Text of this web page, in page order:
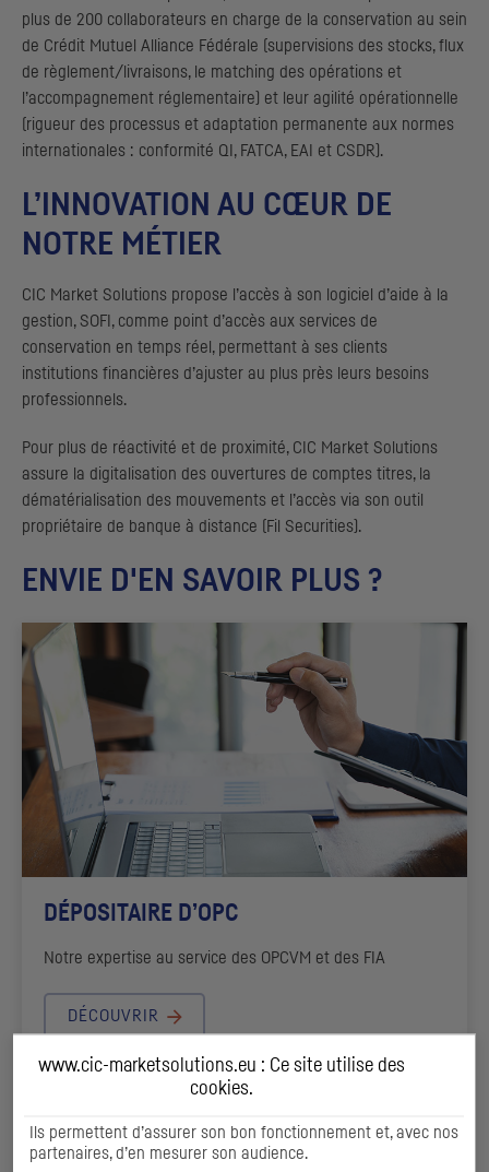
plus de 200 collaborateurs en charge de la conservation au sein
de Crédit Mutuel Alliance Fédérale (supervisions des stocks, flux
de règlement/livraisons, le matching des opérations et
l’accompagnement réglementaire) et leur agilité opérationnelle
(rigueur des processus et adaptation permanente aux normes
internationales : conformité QI, FATCA, EAI et CSDR ).
L’INNOVATION AU CŒUR DE
NOTRE MÉTIER
CIC Market Solutions propose l’accès à son logiciel d’aide à la
gestion, SOFI , comme point d’accès aux services de
conservation en temps réel, permettant à ses clients
institutions financières d’ajuster au plus près leurs besoins
professionnels.
Pour plus de réactivité et de proximité, CIC Market Solutions
assure la digitalisation des ouvertures de comptes titres, la
dématérialisation des mouvements et l’accès via son outil
propriétaire de banque à distance (Fil Securities).
ENVIE D'EN SAVOIR PLUS ?
DÉPOSITAIRE D’OPC
Notre expertise au service des OPCVM et des FIA
DÉCOUVRIR
www.cic-marketsolutions.eu : Ce site utilise des
cookies
Ils permettent d’assurer son bon fonctionnement et, avec nos
partenaires, d’en mesurer son audience.